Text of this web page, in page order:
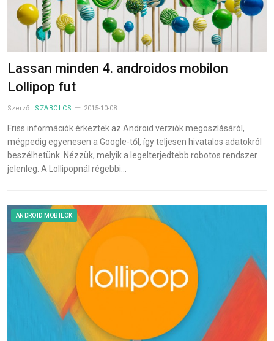
Lassan minden 4. androidos mobilon
Lollipop fut
Szerző: SZABOLCS 2015-10-08
Friss információk érkeztek az Android verziók megoszlásáról,
mégpedig egyenesen a Google-től, így teljesen hivatalos adatokról
beszélhetünk. Nézzük, melyik a legelterjedtebb robotos rendszer
jelenleg. A Lollipopnál régebbi…
ANDROID MOBILOK